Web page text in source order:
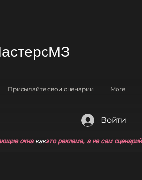
окнакакэто реклама, а не сам сценарий
Присылайте свои сценарии More
Войти